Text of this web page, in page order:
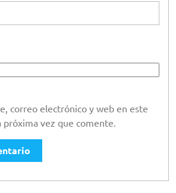
correo electrónico y web en este
próxima vez que comente.